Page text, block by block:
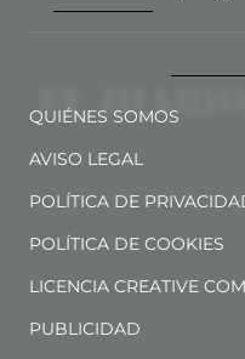
QUIÉNES SOMOS
AVISO LEGAL
POLÍTICA DE
POLÍTICA DE COOKIES
LICENCIA CREATIVE
PUBLICIDAD